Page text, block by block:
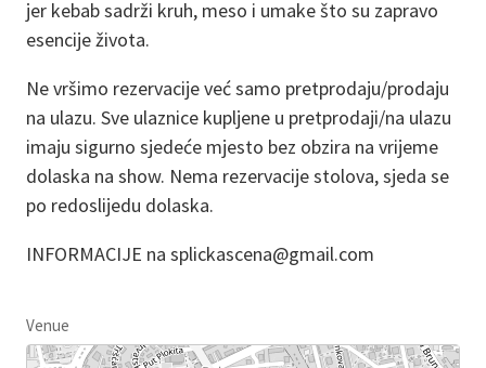
jer kebab sadrži kruh, meso i umake što su zapravo
esencije života.
Ne vršimo rezervacije već samo pretprodaju/prodaju
na ulazu. Sve ulaznice kupljene u pretprodaji/na ulazu
imaju sigurno sjedeće mjesto bez obzira na vrijeme
dolaska na show. Nema rezervacije stolova, sjeda se
po redoslijedu dolaska.
INFORMACIJE na splickascena@gmail.com
Venue